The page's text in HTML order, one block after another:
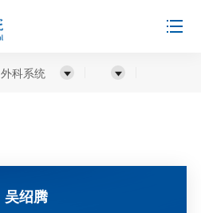
外科系统
吴绍腾